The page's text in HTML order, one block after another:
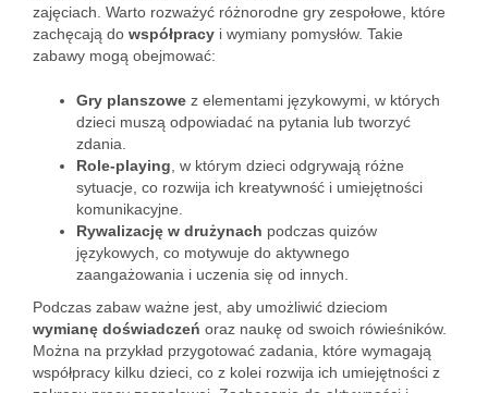
zajęciach. Warto rozważyć różnorodne gry zespołowe, które
zachęcają do współpracy i wymiany pomysłów. Takie
zabawy mogą obejmować:
Gry planszowe z elementami językowymi, w których
dzieci muszą odpowiadać na pytania lub tworzyć
zdania.
Role-playing , w którym dzieci odgrywają różne
sytuacje, co rozwija ich kreatywność i umiejętności
komunikacyjne.
Rywalizację w drużynach podczas quizów
językowych, co motywuje do aktywnego
zaangażowania i uczenia się od innych.
Podczas zabaw ważne jest, aby umożliwić dzieciom
wymianę doświadczeń oraz naukę od swoich rówieśników.
Można na przykład przygotować zadania, które wymagają
współpracy kilku dzieci, co z kolei rozwija ich umiejętności z